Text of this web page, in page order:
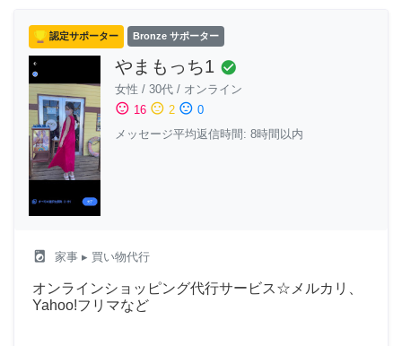
認定サポーター Bronze サポーター
やまもっち1 check_circle
女性 / 30代 / オンライン
sentiment_satisfied 16 sentiment_neutral 2 sentiment_dissatisfied 0
メッセージ平均返信時間: 8時間以内
local_laundry_service 家事 ▸ 買い物代行
オンラインショッピング代行サービス☆メルカリ、
Yahoo!フリマなど